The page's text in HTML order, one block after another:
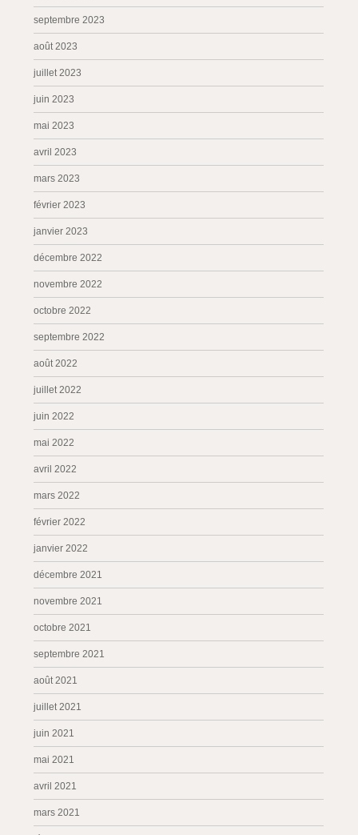
septembre 2023
août 2023
juillet 2023
juin 2023
mai 2023
avril 2023
mars 2023
février 2023
janvier 2023
décembre 2022
novembre 2022
octobre 2022
septembre 2022
août 2022
juillet 2022
juin 2022
mai 2022
avril 2022
mars 2022
février 2022
janvier 2022
décembre 2021
novembre 2021
octobre 2021
septembre 2021
août 2021
juillet 2021
juin 2021
mai 2021
avril 2021
mars 2021